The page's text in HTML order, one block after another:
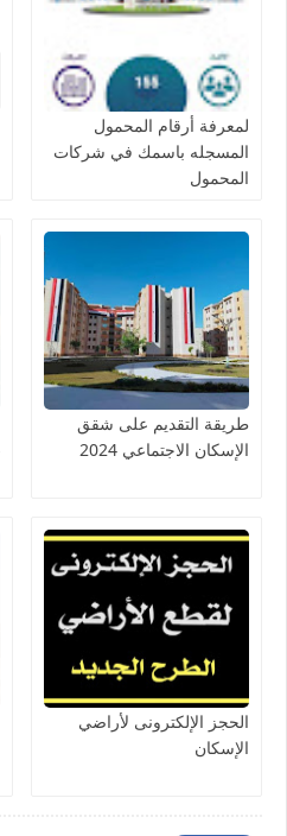
لمعرفة أرقام المحمول
المسجله باسمك في شركات
المحمول
طريقة التقديم على شقق
الإسكان الاجتماعي 2024
الحجز الإلكترونى لأراضي
الإسكان